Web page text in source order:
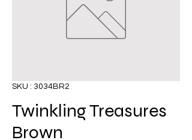
SKU : 3034BR2
Twinkling Treasures
Brown